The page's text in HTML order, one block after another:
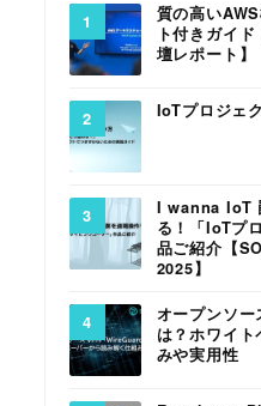
質の高い
ト付きガイ
壇レポート】
IoTプロジェ
I wanna IoT
る！「IoTプ
品ご紹介【
2025】
オープンソ
は？ホワイ
みや実用性